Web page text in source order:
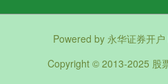
Powered by 永华证券开户
Copyright © 2013-2025 股